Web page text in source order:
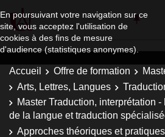
En poursuivant votre navigation sur ce
site, vous acceptez l'utilisation de
cookies à des fins de mesure
d'audience (statistiques anonymes).
Accueil Offre de formation
Arts, Lettres, Langues
Master Traduction, interprétation
de la langue et traduction
Approches théoriques et pratiques